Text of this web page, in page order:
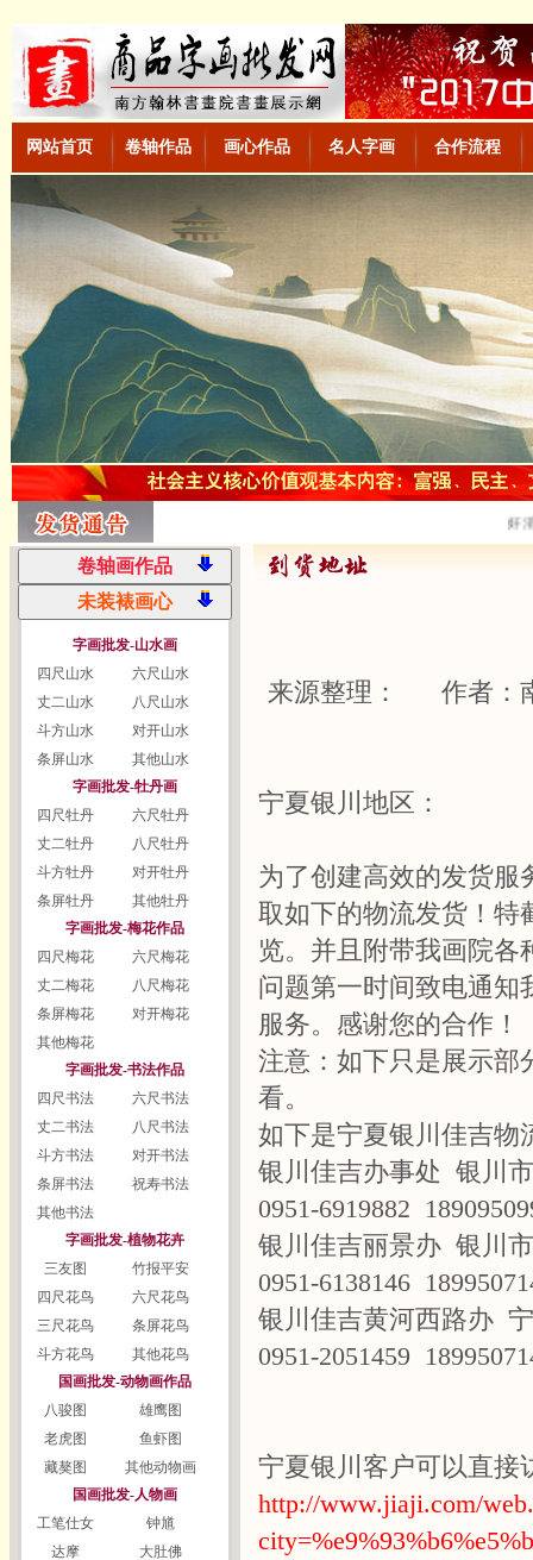
网站首页 卷轴作品 画心作品 名人字画 合作流程
好
字画批发-山水画
四尺山水
六尺山水
丈二山水
八尺山水
斗方山水
对开山水
条屏山水
其他山水
字画批发-牡丹画
四尺牡丹
六尺牡丹
丈二牡丹
八尺牡丹
斗方牡丹
对开牡丹
条屏牡丹
其他牡丹
字画批发-梅花作品
四尺梅花
六尺梅花
丈二梅花
八尺梅花
条屏梅花
对开梅花
其他梅花
字画批发-书法作品
四尺书法
六尺书法
丈二书法
八尺书法
斗方书法
对开书法
条屏书法
祝寿书法
其他书法
字画批发-植物花卉
三友图
竹报平安
四尺花鸟
六尺花鸟
三尺花鸟
条屏花鸟
斗方花鸟
其他花鸟
国画批发-动物画作品
八骏图
雄鹰图
老虎图
鱼虾图
藏獒图
其他动物画
国画批发-人物画
工笔仕女
钟馗
达摩
大肚佛
来源整理： 作者：
宁夏银川地区：
为了创建高效的发货服
取如下的物流发货！特
览。并且附带我画院各
问题第一时间致电通知
服务。感谢您的合作！
注意：如下只是展示部
看。
如下是宁夏银川佳吉物
银川佳吉办事处 银川
0951-6919882
银川佳吉丽景办 银川
0951-6138146
银川佳吉黄河西路办
0951-2051459
宁夏银川客户可以直接
http://www.jiaji.com/